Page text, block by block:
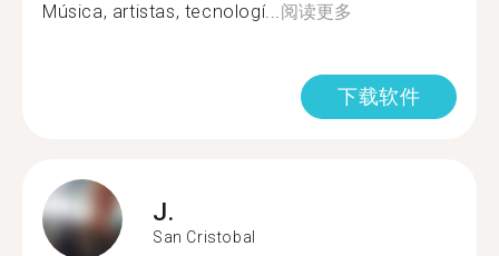
Música, artistas, tecnologí...阅读更多
下载软件
J.
San Cristobal